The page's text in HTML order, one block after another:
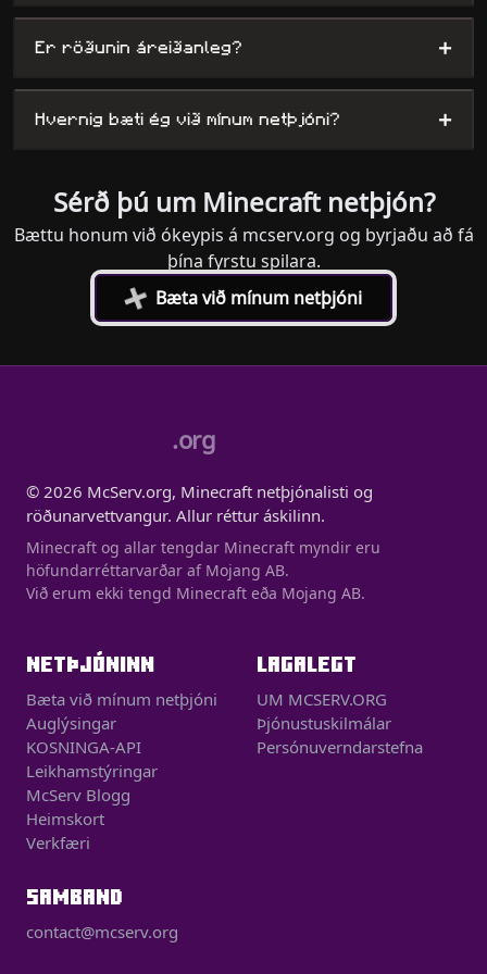
Er röðunin áreiðanleg? +
Hvernig bæti ég við mínum netþjóni? +
Sérð þú um Minecraft netþjón?
Bættu honum við ókeypis á mcserv.org og byrjaðu að fá
þína fyrstu spilara.
+Bæta við mínum netþjóni
.org
© 2026 McServ.org, Minecraft netþjónalisti og
röðunarvettvangur. Allur réttur áskilinn.
Minecraft og allar tengdar Minecraft myndir eru
höfundarréttarvarðar af Mojang AB.
Við erum ekki tengd Minecraft eða Mojang AB.
NETÞJÓNINN
Bæta við mínum netþjóni
Auglýsingar
KOSNINGA-API
Leikhamstýringar
McServ Blogg
Heimskort
Verkfæri
LAGALEGT
UM MCSERV.ORG
Þjónustuskilmálar
Persónuverndarstefna
SAMBAND
contact@mcserv.org